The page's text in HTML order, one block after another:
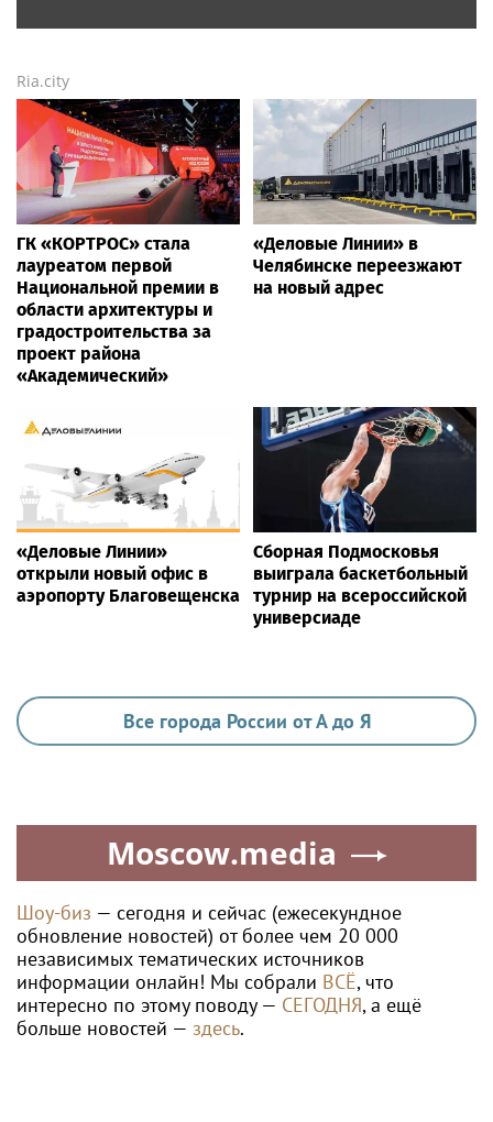
Ria.city
ГК «КОРТРОС» стала
лауреатом первой
Национальной премии в
области архитектуры и
градостроительства за
проект района
«Академический»
«Деловые Линии» в
Челябинске переезжают
на новый адрес
«Деловые Линии»
открыли новый офис в
аэропорту Благовещенска
Сборная Подмосковья
выиграла баскетбольный
турнир на всероссийской
универсиаде
Все города России от А до Я
Moscow.media
Шоу-биз — сегодня и сейчас (ежесекундное
обновление новостей) от более чем 20 000
независимых тематических источников
информации онлайн! Мы собрали ВСЁ, что
интересно по этому поводу — СЕГОДНЯ, а ещё
больше новостей — здесь.